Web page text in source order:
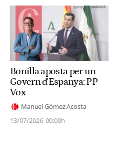
Bonilla aposta per un
Govern d'Espanya: PP-
Vox
Manuel Gómez Acosta
13/07/2026 00:00h